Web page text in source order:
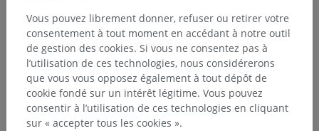
Traductions
Vous avez vu une erreur ?
Vous pouvez librement donner, refuser ou retirer votre
consentement à tout moment en accédant à notre outil
de gestion des cookies. Si vous ne consentez pas à
l’utilisation de ces technologies, nous considérerons
que vous vous opposez également à tout dépôt de
cookie fondé sur un intérêt légitime. Vous pouvez
consentir à l’utilisation de ces technologies en cliquant
sur « accepter tous les cookies ».